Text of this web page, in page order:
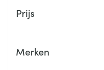
Prijs
Merken